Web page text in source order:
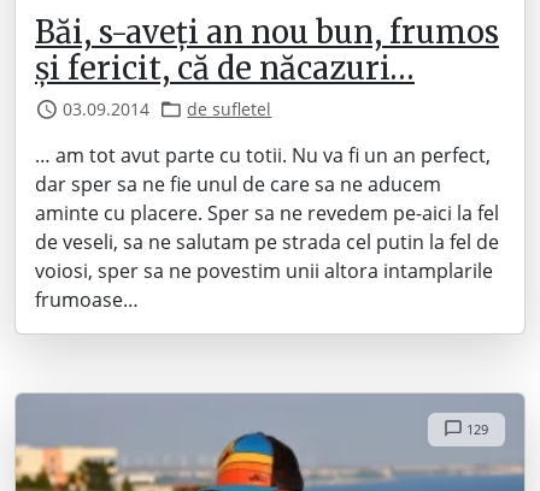
Băi, s-aveți an nou bun, frumos
și fericit, că de năcazuri…
03.09.2014 de sufletel
… am tot avut parte cu totii. Nu va fi un an perfect,
dar sper sa ne fie unul de care sa ne aducem
aminte cu placere. Sper sa ne revedem pe-aici la fel
de veseli, sa ne salutam pe strada cel putin la fel de
voiosi, sper sa ne povestim unii altora intamplarile
frumoase…
129